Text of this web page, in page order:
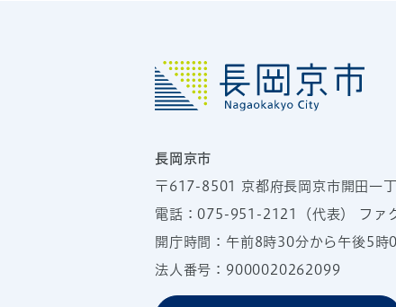
長岡京市
〒617-8501 京都府長岡京市開田一
電話：075-951-2121 （代表） ファ
開庁時間：午前8時30分から午後5
法人番号：9000020262099